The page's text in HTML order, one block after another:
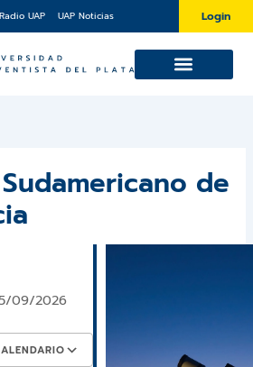
Radio UAP UAP Noticias Login
de
09/2026